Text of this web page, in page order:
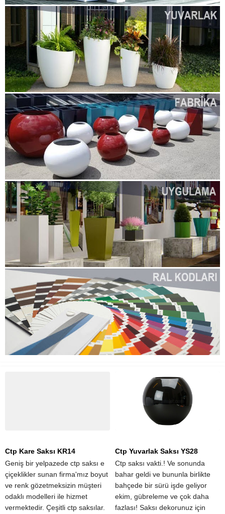
Ctp Kare Saksı KR14
Geniş bir yelpazede ctp saksı e
çiçeklikler sunan firma'mız boyut
ve renk gözetmeksizin müşteri
odaklı modelleri ile hizmet
vermektedir. Çeşitli ctp saksılar.
Ctp Yuvarlak Saksı YS28
Ctp saksı vakti.! Ve sonunda
bahar geldi ve bununla birlikte
bahçede bir sürü işde geliyor
ekim, gübreleme ve çok daha
fazlası! Saksı dekorunuz için